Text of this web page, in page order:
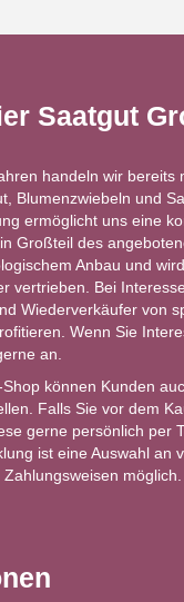
Saatgut
handeln wir bereits
Blumenzwiebeln und
ermöglicht uns eine
Großteil des
Anbau und
vertrieben. Bei
Wiederverkäufer von
Wenn Sie
an.
können Kunden
Falls Sie vor dem
gerne persönlich per
ist eine Auswahl an
möglich.